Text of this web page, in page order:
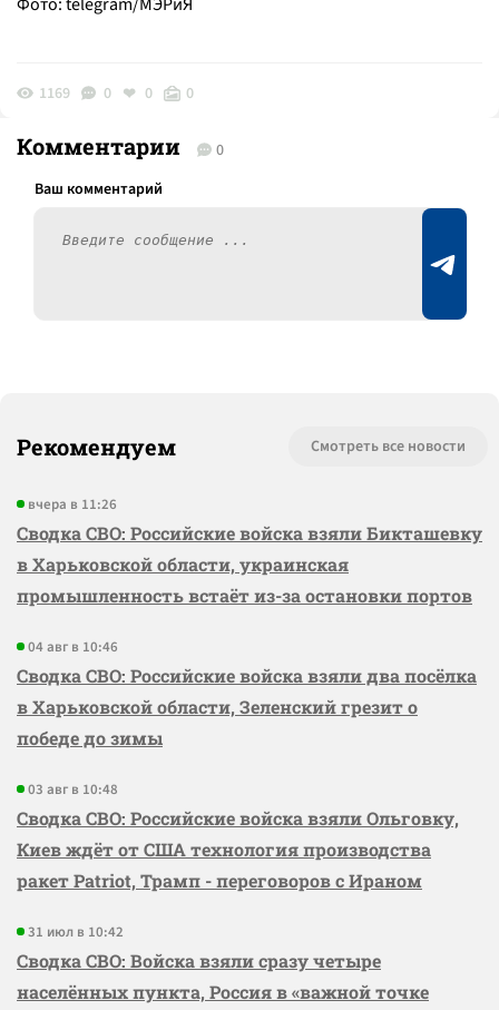
1169 0 0 0
Комментарии 0
Рекомендуем Смотреть все новости
вчера в 11:26
Сводка СВО: Российские войска взяли Бикташевку
в Харьковской области, украинская
промышленность встаёт из-за остановки портов
04 авг в 10:46
Сводка СВО: Российские войска взяли два посёлка
в Харьковской области, Зеленский грезит о
победе до зимы
03 авг в 10:48
Сводка СВО: Российские войска взяли Ольговку,
Киев ждёт от США технология производства
ракет Patriot, Трамп - переговоров с Ираном
31 июл в 10:42
Сводка СВО: Войска взяли сразу четыре
населённых пункта, Россия в «важной точке